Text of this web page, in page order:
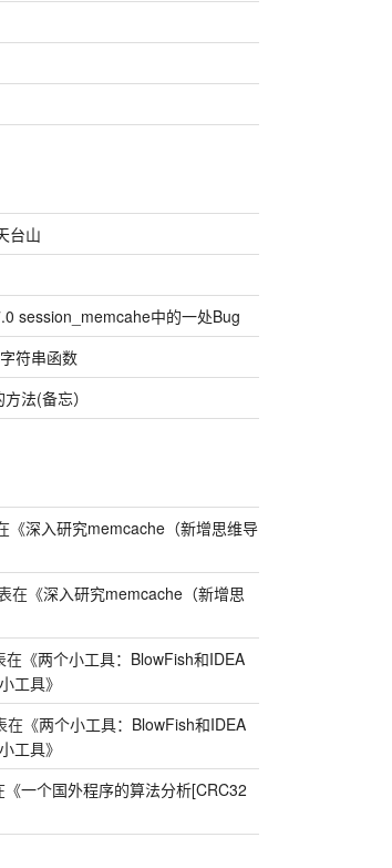
台山
session_memcahe中的一处Bug
符串函数
法(备忘）
《深入研究memcache（新增思维导
在《深入研究memcache（新增思
在《两个小工具：BlowFish和IDEA
工具》
在《两个小工具：BlowFish和IDEA
工具》
《一个国外程序的算法分析[CRC32